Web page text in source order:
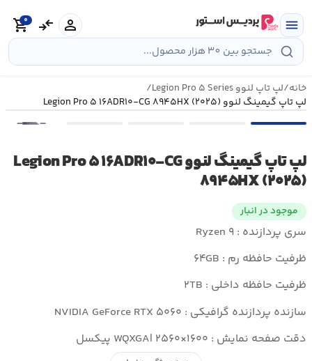
به
محتوا
menu
person
compare_arrows
shopping_cart
0
خانه/لپ تاپ لنوو Legion Pro ۵ Series
/
لپ تاپ گیمینگ لنوو Legion Pro ۵ ۱۶ADR۱۰-CG ۸۹۴۵HX (۲۰۲۵)
•••
لپ تاپ گیمینگ لنوو Legion Pro ۵ ۱۶ADR۱۰-CG
۸۹۴۵HX (۲۰۲۵)
موجود در انبار
سری پردازنده : Ryzen ۹
ظرفیت حافظه رم : ۶۴GB
ظرفیت حافظه داخلی : ۲TB
سازنده پردازنده گرافیکی : NVIDIA GeForce RTX ۵۰۶۰
دقت صفحه نمایش : WQXGA| ۲۵۶۰×۱۶۰۰ پیکسل